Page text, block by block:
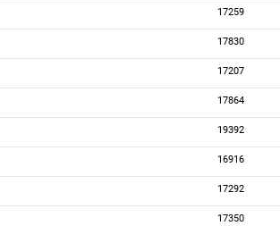
17259
17830
17207
17864
19392
16916
17292
17350